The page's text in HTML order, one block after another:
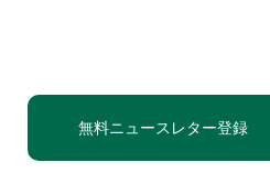
無料ニュースレター登録